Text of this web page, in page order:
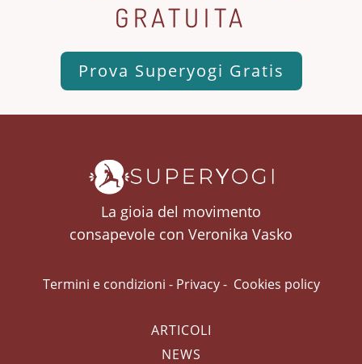
GRATUITA
Prova Superyogi Gratis
La gioia del movimento
consapevole con Veronika Vasko
Termini e condizioni - Privacy- Cookies policy
ARTICOLI
NEWS